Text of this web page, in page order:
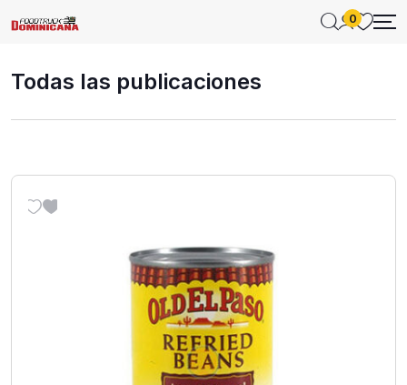
0
Todas las publicaciones